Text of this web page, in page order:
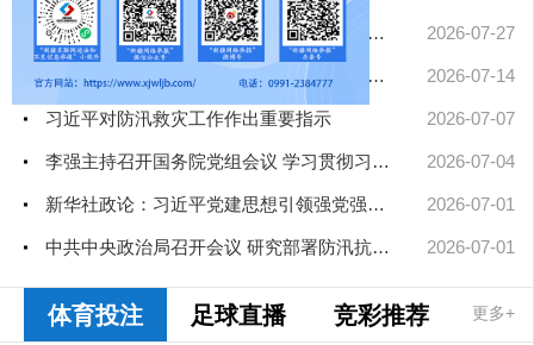
排行榜要闻 擦亮中华文明重要名片——习近平文化思想引领中国世界遗产申报保... 2026-07-27
凝聚起建设社会主义现代化新疆的磅礴力量——新疆各地认真学习贯... 2026-07-14
习近平对防汛救灾工作作出重要指示 2026-07-07
李强主持召开国务院党组会议 学习贯彻习近平总书记在庆祝中国共产... 2026-07-04
新华社政论：习近平党建思想引领强党强国新征程——写在中国共产... 2026-07-01
中共中央政治局召开会议 研究部署防汛抗旱工作 中共中央总书记习... 2026-07-01
体育投注 足球直播 竞彩推荐 更多+